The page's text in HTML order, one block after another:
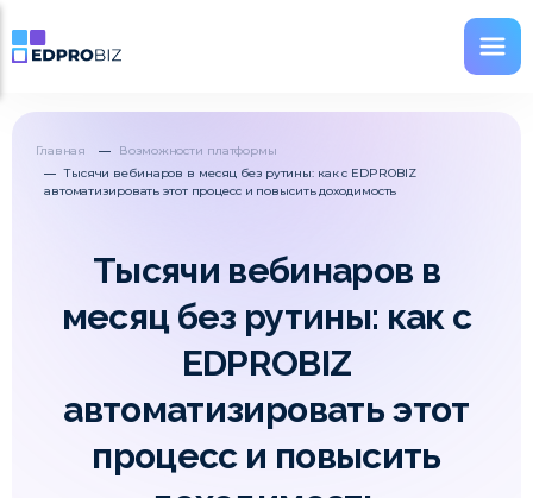
Главная
Возможности платформы
Тысячи вебинаров в месяц без рутины: как с EDPROBIZ
автоматизировать этот процесс и повысить доходимость
Тысячи вебинаров в
месяц без рутины: как с
EDPROBIZ
автоматизировать этот
процесс и повысить